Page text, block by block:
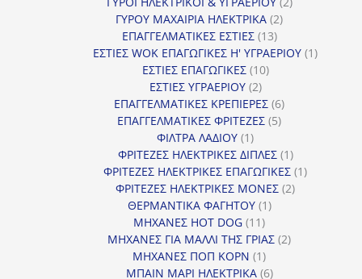
ΓΥΡΟΥ ΜΑΧΑΙΡΙΑ ΗΛΕΚΤΡΙΚΑ 22
ΕΠΑΓΓΕΛΜΑΤΙΚΕΣ ΕΣΤΙΕΣ 1313
προϊόντα
ΕΣΤΙΕΣ WOK ΕΠΑΓΩΓΙΚΕΣ Η' ΥΓΡΑΕΡΙΟΥ 11
ΕΣΤΙΕΣ ΕΠΑΓΩΓΙΚΕΣ 1010
ΕΣΤΙΕΣ ΥΓΡΑΕΡΙΟΥ 22
προϊόντα
ΕΠΑΓΓΕΛΜΑΤΙΚΕΣ ΚΡΕΠΙΕΡΕΣ 66
προϊόντα
ΕΠΑΓΓΕΛΜΑΤΙΚΕΣ ΦΡΙΤΕΖΕΣ 55
ΦΙΛΤΡΑ ΛΑΔΙΟΥ 11
προϊόν
ΦΡΙΤΕΖΕΣ ΗΛΕΚΤΡΙΚΕΣ ΔΙΠΛΕΣ 11
προϊόν
ΦΡΙΤΕΖΕΣ ΗΛΕΚΤΡΙΚΕΣ ΕΠΑΓΩΓΙΚΕΣ 11
ΦΡΙΤΕΖΕΣ ΗΛΕΚΤΡΙΚΕΣ ΜΟΝΕΣ 22
ΘΕΡΜΑΝΤΙΚΑ ΦΑΓΗΤΟΥ 11
ΜΗΧΑΝΕΣ HOT DOG 1111
προϊόντα
ΜΗΧΑΝΕΣ ΓΙΑ ΜΑΛΛΙ ΤΗΣ ΓΡΙΑΣ 22
ΜΗΧΑΝΕΣ ΠΟΠ ΚΟΡΝ 11
προϊόν
ΜΠΑΙΝ ΜΑΡΙ ΗΛΕΚΤΡΙΚΑ 66